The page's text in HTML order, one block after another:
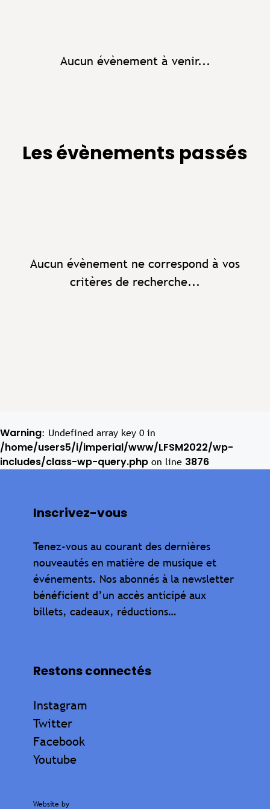
Aucun évènement à venir...
Les évènements passés
Aucun évènement ne correspond à vos
critères de recherche...
Warning: Undefined array key 0 in
/home/users5/i/imperial/www/LFSM2022/wp-
includes/class-wp-query.php on line 3876
Inscrivez-vous
Tenez-vous au courant des dernières
nouveautés en matière de musique et
événements. Nos abonnés à la newsletter
bénéficient d’un accès anticipé aux
billets, cadeaux, réductions…
Restons connectés
Instagram
Twitter
Facebook
Youtube
Website by